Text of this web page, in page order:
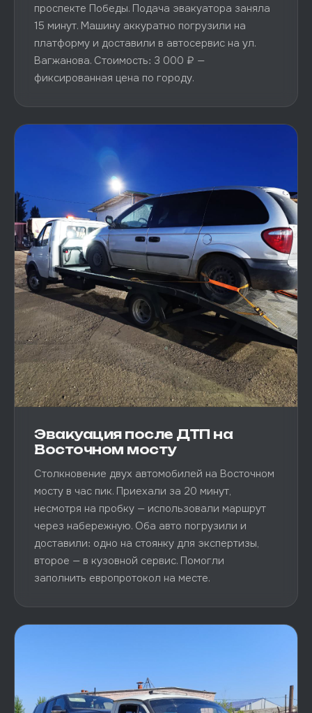
проспекте Победы. Подача эвакуатора заняла
15 минут. Машину аккуратно погрузили на
платформу и доставили в автосервис на ул.
Вагжанова. Стоимость: 3 000 ₽ —
фиксированная цена по городу.
Эвакуация после ДТП на
Восточном мосту
Столкновение двух автомобилей на Восточном
мосту в час пик. Приехали за 20 минут,
несмотря на пробку — использовали маршрут
через набережную. Оба авто погрузили и
доставили: одно на стоянку для экспертизы,
второе — в кузовной сервис. Помогли
заполнить европротокол на месте.